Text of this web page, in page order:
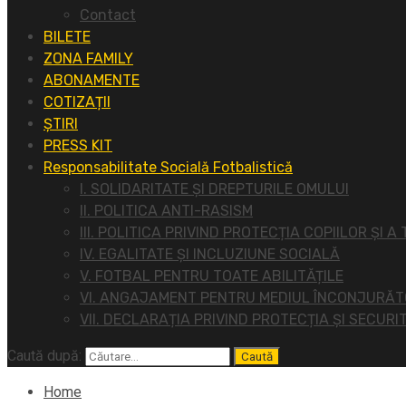
Contact
BILETE
ZONA FAMILY
ABONAMENTE
COTIZAȚII
ȘTIRI
PRESS KIT
Responsabilitate Socială Fotbalistică
I. SOLIDARITATE ȘI DREPTURILE OMULUI
II. POLITICA ANTI-RASISM
III. POLITICA PRIVIND PROTECȚIA COPIILOR ȘI A
IV. EGALITATE ȘI INCLUZIUNE SOCIALĂ
V. FOTBAL PENTRU TOATE ABILITĂȚILE
VI. ANGAJAMENT PENTRU MEDIUL
VII. DECLARAȚIA PRIVIND PROTECȚIA ȘI
Caută după:
Home